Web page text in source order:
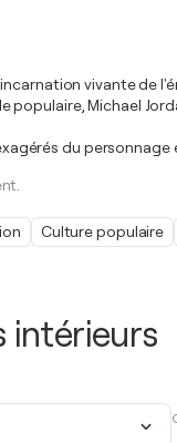
intérieurs
vivante
Michael
du
Culture populaire